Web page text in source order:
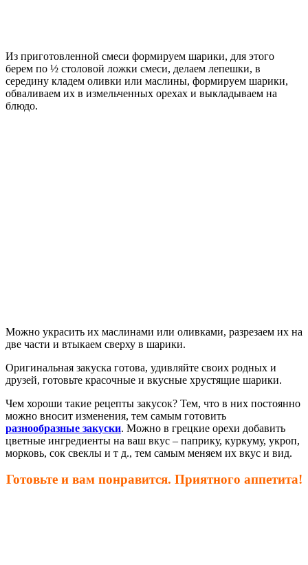
Из приготовленной смеси формируем шарики, для этого
берем по ½ столовой ложки смеси, делаем лепешки, в
середину кладем оливки или маслины, формируем шарики,
обваливаем их в измельченных орехах и выкладываем на
блюдо.
Можно украсить их маслинами или оливками, разрезаем их на
две части и втыкаем сверху в шарики.
Оригинальная закуска готова, удивляйте своих родных и
друзей, готовьте красочные и вкусные хрустящие шарики.
Чем хороши такие рецепты закусок? Тем, что в них постоянно
можно вносит изменения, тем самым готовить
разнообразные закуски. Можно в грецкие орехи добавить
цветные ингредиенты на ваш вкус – паприку, куркуму, укроп,
морковь, сок свеклы и т д., тем самым меняем их вкус и вид.
Готовьте и вам понравится. Приятного аппетита!